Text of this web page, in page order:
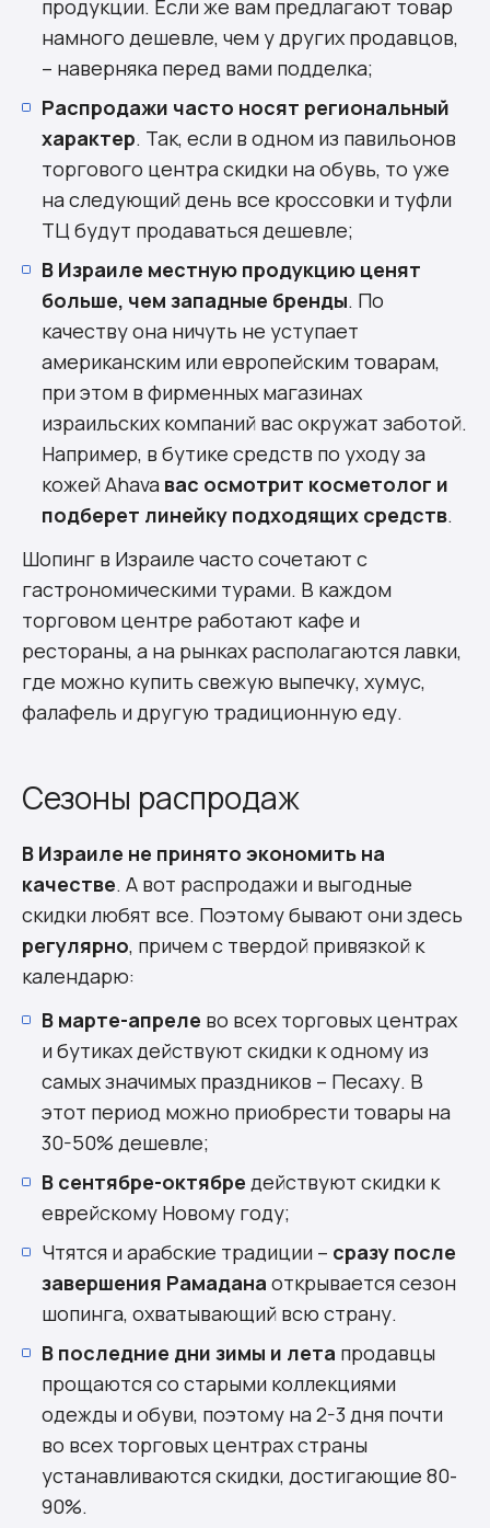
продукции. Если же вам предлагают товар
намного дешевле, чем у других продавцов,
– наверняка перед вами подделка;
Распродажи часто носят региональный
характер. Так, если в одном из павильонов
торгового центра скидки на обувь, то уже
на следующий день все кроссовки и туфли
ТЦ будут продаваться дешевле;
В Израиле местную продукцию ценят
больше, чем западные бренды. По
качеству она ничуть не уступает
американским или европейским товарам,
при этом в фирменных магазинах
израильских компаний вас окружат заботой.
Например, в бутике средств по уходу за
кожей Ahava вас осмотрит косметолог и
подберет линейку подходящих средств.
Шопинг в Израиле часто сочетают с
гастрономическими турами. В каждом
торговом центре работают кафе и
рестораны, а на рынках располагаются лавки,
где можно купить свежую выпечку, хумус,
фалафель и другую традиционную еду.
Сезоны распродаж
В Израиле не принято экономить на
качестве. А вот распродажи и выгодные
скидки любят все. Поэтому бывают они здесь
регулярно, причем с твердой привязкой к
календарю:
В марте-апреле во всех торговых центрах
и бутиках действуют скидки к одному из
самых значимых праздников – Песаху. В
этот период можно приобрести товары на
30-50% дешевле;
В сентябре-октябре действуют скидки к
еврейскому Новому году;
Чтятся и арабские традиции – сразу после
завершения Рамадана открывается сезон
шопинга, охватывающий всю страну.
В последние дни зимы и лета продавцы
прощаются со старыми коллекциями
одежды и обуви, поэтому на 2-3 дня почти
во всех торговых центрах страны
устанавливаются скидки, достигающие 80-
90%.